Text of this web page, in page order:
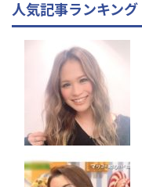
人気記事ランキング